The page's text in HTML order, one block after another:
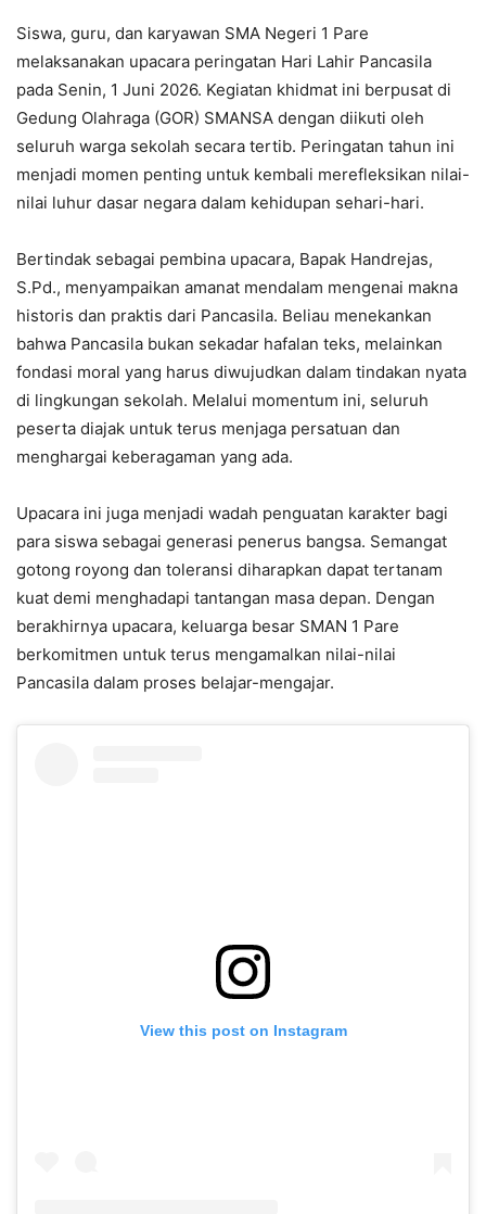
Siswa, guru, dan karyawan SMA Negeri 1 Pare
melaksanakan upacara peringatan Hari Lahir Pancasila
pada Senin, 1 Juni 2026. Kegiatan khidmat ini berpusat di
Gedung Olahraga (GOR) SMANSA dengan diikuti oleh
seluruh warga sekolah secara tertib. Peringatan tahun ini
menjadi momen penting untuk kembali merefleksikan nilai-
nilai luhur dasar negara dalam kehidupan sehari-hari.
Bertindak sebagai pembina upacara, Bapak Handrejas,
S.Pd., menyampaikan amanat mendalam mengenai makna
historis dan praktis dari Pancasila. Beliau menekankan
bahwa Pancasila bukan sekadar hafalan teks, melainkan
fondasi moral yang harus diwujudkan dalam tindakan nyata
di lingkungan sekolah. Melalui momentum ini, seluruh
peserta diajak untuk terus menjaga persatuan dan
menghargai keberagaman yang ada.
Upacara ini juga menjadi wadah penguatan karakter bagi
para siswa sebagai generasi penerus bangsa. Semangat
gotong royong dan toleransi diharapkan dapat tertanam
kuat demi menghadapi tantangan masa depan. Dengan
berakhirnya upacara, keluarga besar SMAN 1 Pare
berkomitmen untuk terus mengamalkan nilai-nilai
Pancasila dalam proses belajar-mengajar.
View this post on Instagram